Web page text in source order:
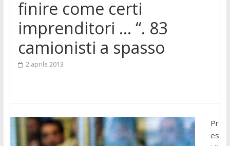
finire come certi
imprenditori … “. 83
camionisti a spasso
2 aprile 2013
Pr
es